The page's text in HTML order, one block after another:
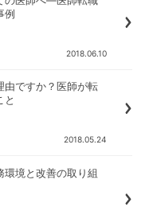
例
2018.06.10
由ですか？医師が転
と
2018.05.24
環境と改善の取り組